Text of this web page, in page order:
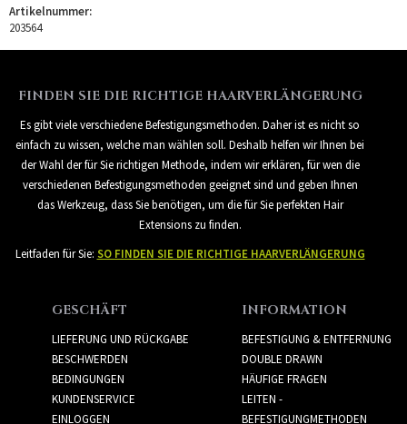
Artikelnummer:
203564
FINDEN SIE DIE RICHTIGE HAARVERLÄNGERUNG
Es gibt viele verschiedene Befestigungsmethoden. Daher ist es nicht so
einfach zu wissen, welche man wählen soll. Deshalb helfen wir Ihnen bei
der Wahl der für Sie richtigen Methode, indem wir erklären, für wen die
verschiedenen Befestigungsmethoden geeignet sind und geben Ihnen
das Werkzeug, dass Sie benötigen, um die für Sie perfekten Hair
Extensions zu finden.
Leitfaden für Sie: SO FINDEN SIE DIE RICHTIGE HAARVERLÄNGERUNG
GESCHÄFT
LIEFERUNG UND RÜCKGABE
BESCHWERDEN
BEDINGUNGEN
KUNDENSERVICE
EINLOGGEN
INFORMATION
BEFESTIGUNG & ENTFERNUNG
DOUBLE DRAWN
HÄUFIGE FRAGEN
LEITEN -
BEFESTIGUNGMETHODEN